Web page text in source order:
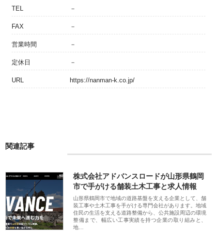
TEL －
FAX －
営業時間 －
定休日 －
URL https://nanman-k.co.jp/
関連記事
株式会社アドバンスロードが山形県鶴岡
市で手がける舗装土木工事と求人情報
山形県鶴岡市で地域の道路基盤を支える企業として、舗
装工事や土木工事を手がける専門会社があります。地域
住民の生活を支える道路整備から、公共施設周辺の環境
整備まで、幅広い工事実績を持つ企業の取り組みと、
地…